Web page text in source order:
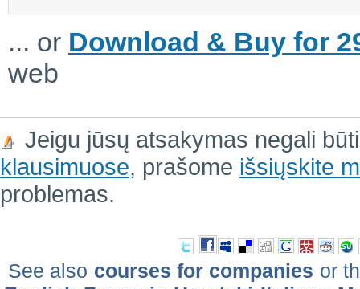
... or Download & Buy for
web
Jeigu jūsų atsakymas negali
klausimuose, prašome išsiųskite
problemas.
See also courses for companies or